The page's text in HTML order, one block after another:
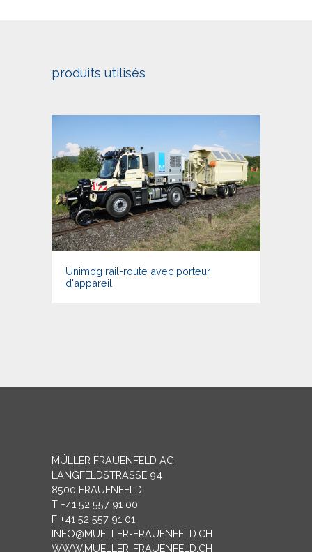
produits utilisés
Unimog rail-route avec porteur
d'appareil
MÜLLER FRAUENFELD AG
LANGFELDSTRASSE 94
8500 FRAUENFELD
T +41 52 557 91 00
F +41 52 557 91 01
INFO@MUELLER-FRAUENFELD.CH
WWW.MUELLER-FRAUENFELD.CH